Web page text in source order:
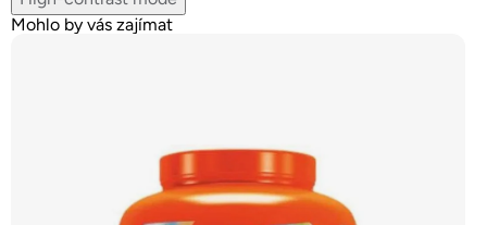
Mohlo by vás zajímat